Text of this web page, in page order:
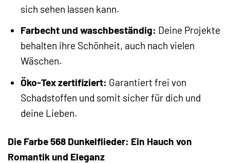
sich sehen lassen kann.
Farbecht und waschbeständig: Deine Projekte
behalten ihre Schönheit, auch nach vielen
Wäschen.
Öko-Tex zertifiziert: Garantiert frei von
Schadstoffen und somit sicher für dich und
deine Lieben.
Die Farbe 568 Dunkelflieder: Ein Hauch von
Romantik und Eleganz